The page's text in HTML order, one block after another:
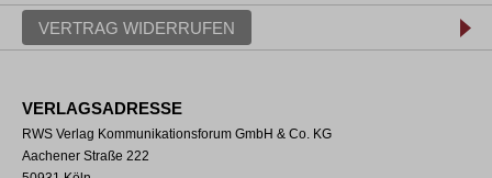
VERTRAG WIDERRUFEN
VERLAGSADRESSE
RWS Verlag Kommunikationsforum GmbH & Co. KG
Aachener Straße 222